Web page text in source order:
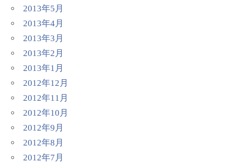
2013年5月
2013年4月
2013年3月
2013年2月
2013年1月
2012年12月
2012年11月
2012年10月
2012年9月
2012年8月
2012年7月